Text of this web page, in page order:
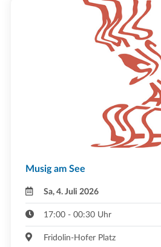
Musig am See
Sa, 4. Juli 2026
17:00 - 00:30 Uhr
Fridolin-Hofer Platz